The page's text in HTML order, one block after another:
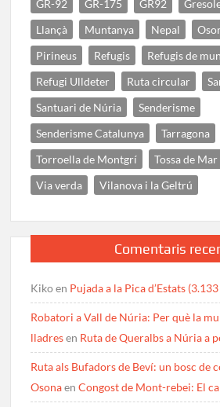
GR-92
GR-175 GR92
Llançà
Muntanya Nepal
Pirineus
Refugis
Refugis de
Refugi Ulldeter
Ruta circular
Santuari de Núria
Senderisme
Senderisme Catalunya
Tarragona
Torroella de Montgrí
Tossa de Mar
Via verda
Vilanova i la Geltrú
Comentaris
Kikoen Pujada a la Pica d’Estats
Robatori a Vall de Núria: Per què la
lladresen Ruta de Queralbs a Núria a
Ruta als Bufadors de Beví: un bosc de
OsonaenCongost de Mont-rebei: El